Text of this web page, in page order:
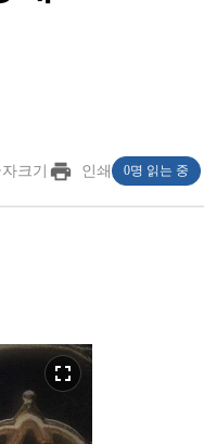
크기 print 인쇄 0명 읽는 중
fullscreen